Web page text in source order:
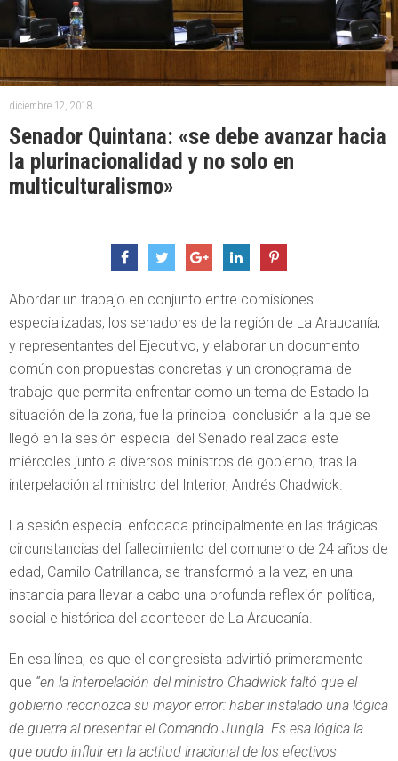
diciembre 12, 2018
Senador Quintana: «se debe avanzar hacia
la plurinacionalidad y no solo en
multiculturalismo»
Abordar un trabajo en conjunto entre comisiones
especializadas, los senadores de la región de La Araucanía,
y representantes del Ejecutivo, y elaborar un documento
común con propuestas concretas y un cronograma de
trabajo que permita enfrentar como un tema de Estado la
situación de la zona, fue la principal conclusión a la que se
llegó en la sesión especial del Senado realizada este
miércoles junto a diversos ministros de gobierno, tras la
interpelación al ministro del Interior, Andrés Chadwick.
La sesión especial enfocada principalmente en las trágicas
circunstancias del fallecimiento del comunero de 24 años de
edad, Camilo Catrillanca, se transformó a la vez, en una
instancia para llevar a cabo una profunda reflexión política,
social e histórica del acontecer de La Araucanía.
En esa línea, es que el congresista advirtió primeramente
que “en la interpelación del ministro Chadwick faltó que el
gobierno reconozca su mayor error: haber instalado una lógica
de guerra al presentar el Comando Jungla. Es esa lógica la
que pudo influir en la actitud irracional de los efectivos